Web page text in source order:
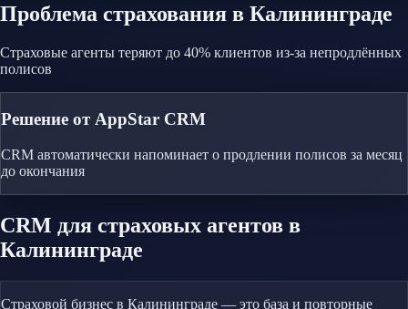
Проблема страхования в Калининграде
Страховые агенты теряют до 40% клиентов из-за непродлённых
полисов
Решение от AppStar CRM
CRM автоматически напоминает о продлении полисов за месяц
до окончания
CRM для страховых агентов в
Калининграде
Страховой бизнес в Калининграде — это база и повторные